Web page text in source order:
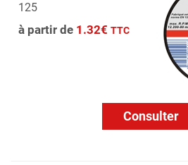
125
à partir de 1.32€ TTC
Consulter